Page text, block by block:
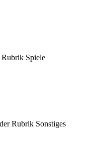
Spiele
Rubrik Sonstiges